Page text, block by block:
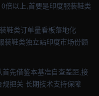
倍以上,首要是印度服装鞋类
鞋类订单量看板落地化
装鞋类独立站印度市场份额
先借鉴本基准自查差距,接
把关 长期技术支持保障